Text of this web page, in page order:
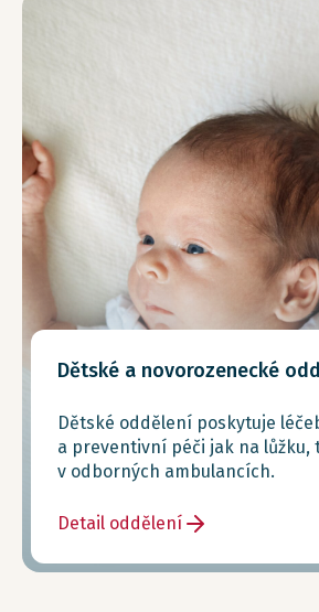
Dětské a novorozenecké
Dětské oddělení poskytuje
a preventivní péči jak na lůžku,
v odborných ambulancích.
Detail oddělení